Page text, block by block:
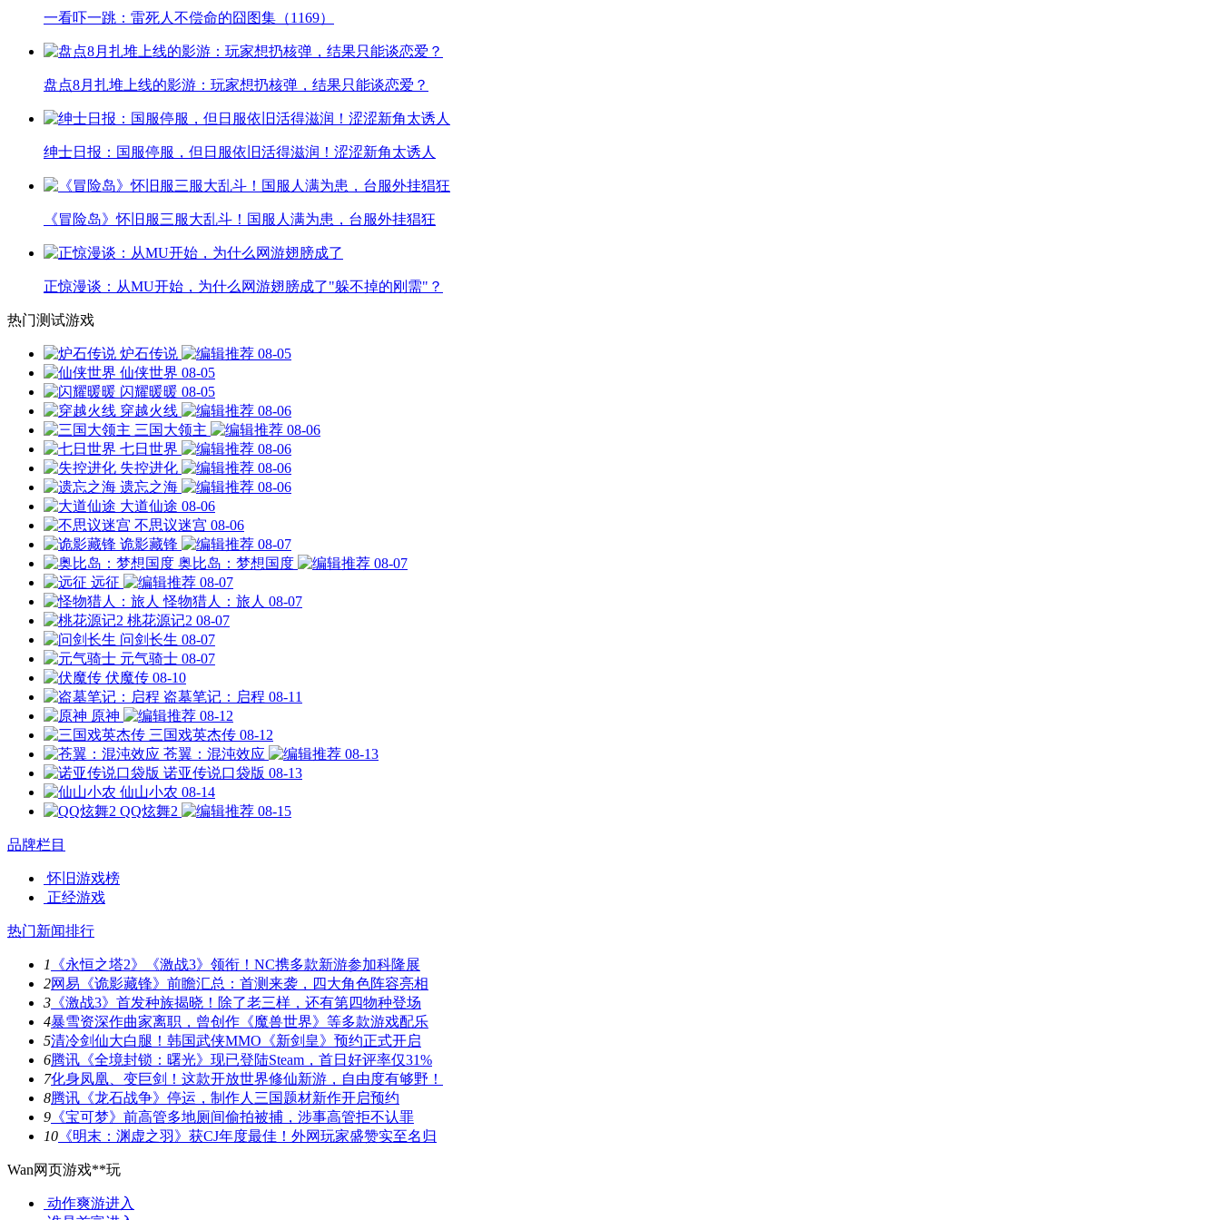
一看吓一跳：雷死人不偿命的囧图集（1169）
盘点8月扎堆上线的影游：玩家想扔核弹，结果只能谈恋爱？
绅士日报：国服停服，但日服依旧活得滋润！涩涩新角太诱人
《冒险岛》怀旧服三服大乱斗！国服人满为患，台服外挂猖狂
正惊漫谈：从MU开始，为什么网游翅膀成了"躲不掉的刚需"？
热门测试游戏
炉石传说
08-05
仙侠世界 08-05
闪耀暖暖 08-05
穿越火线
08-06
三国大领主
08-06
七日世界
08-06
失控进化
08-06
遗忘之海
08-06
大道仙途 08-06
不思议迷宫 08-06
诡影藏锋
08-07
奥比岛：梦想国度
08-07
远征
08-07
怪物猎人：旅人 08-07
桃花源记2 08-07
问剑长生 08-07
元气骑士 08-07
伏魔传 08-10
盗墓笔记：启程 08-11
原神
08-12
三国戏英杰传 08-12
苍翼：混沌效应
08-13
诺亚传说口袋版 08-13
仙山小农 08-14
QQ炫舞2
08-15
品牌栏目
怀旧游戏榜
正经游戏
热门新闻排行
1
《永恒之塔2》《激战3》领衔！NC携多款新游参加科隆展
2网易《诡影藏锋》前瞻汇总：首测来袭，四大角色阵容亮相
3 《激战3》首发种族揭晓！除了老三样，还有第四物种登场
4暴雪资深作曲家离职，曾创作《魔兽世界》等多款游戏配乐
5清冷剑仙大白腿！韩国武侠MMO《新剑皇》预约正式开启
6腾讯《全境封锁：曙光》现已登陆Steam，首日好评率仅31%
7化身凤凰、变巨剑！这款开放世界修仙新游，自由度有够野！
8腾讯《龙石战争》停运，制作人三国题材新作开启预约
9 《宝可梦》前高管多地厕间偷拍被捕，涉事高管拒不认罪
10 《明末：渊虚之羽》获CJ年度最佳！外网玩家盛赞实至名归
Wan网页游戏**玩
动作爽游进入